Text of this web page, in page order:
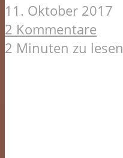
11. Oktober 2017
2 Kommentare
2 Minuten zu lesen